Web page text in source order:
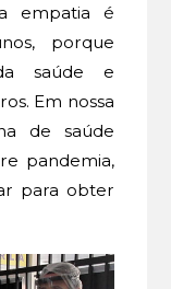
empatia é
porque
saúde e
Em nossa
de saúde
pandemia,
para obter